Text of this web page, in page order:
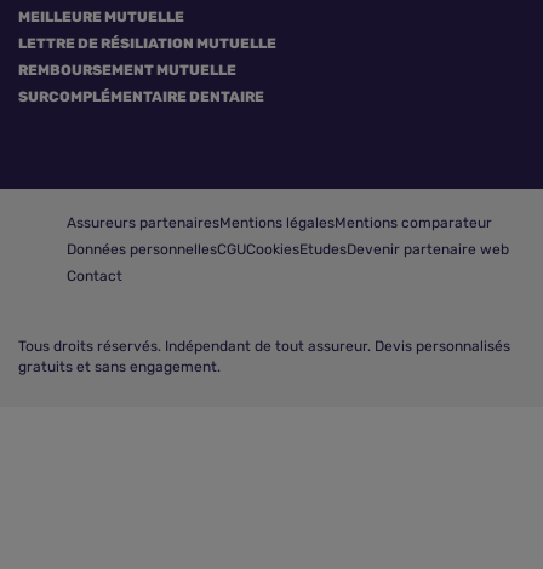
MEILLEURE MUTUELLE
LETTRE DE RÉSILIATION MUTUELLE
REMBOURSEMENT MUTUELLE
SURCOMPLÉMENTAIRE DENTAIRE
Assureurs partenairesMentions légalesMentions comparateur
Données personnellesCGUCookiesEtudesDevenir partenaire web
Contact
Tous droits réservés. Indépendant de tout assureur. Devis personnalisés
gratuits et sans engagement.